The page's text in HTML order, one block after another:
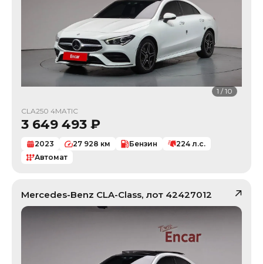
1 /10
CLA250 4MATIC
3 649 493 ₽
2023 27 928 км Бензин 224 л.с.
Автомат
Mercedes-Benz CLA-Class, лот 42427012